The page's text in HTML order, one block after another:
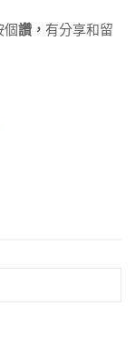
讚， 有分享和留